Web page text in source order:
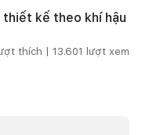
thiết kế theo khí hậu
thích | 13.601 lượt xem